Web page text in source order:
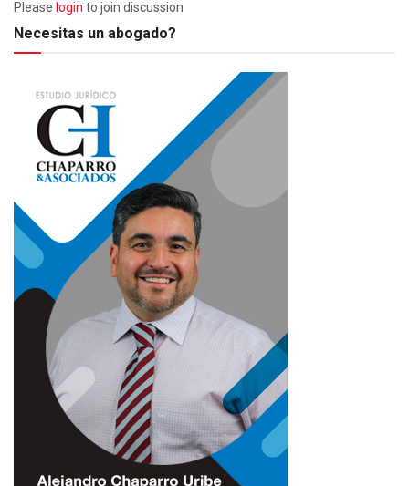
Please login to join discussion
Necesitas un abogado?